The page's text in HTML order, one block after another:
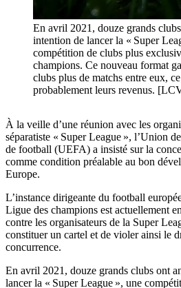
En avril 2021, douze grands
intention de lancer la « Super
compétition de clubs plus
champions. Ce nouveau format
clubs plus de matchs entre eux,
probablement leurs revenus.
À la veille d’une réunion avec les
séparatiste « Super League », l’Union
de football (UEFA) a insisté sur la
comme condition préalable au bon
Europe.
L’instance dirigeante du football
Ligue des champions est actuellement
contre les organisateurs de la Super
constituer un cartel et de violer ainsi le
concurrence.
En avril 2021, douze grands clubs ont
lancer la « Super League », une